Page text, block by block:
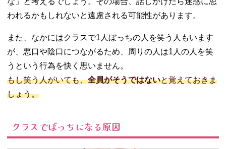
われるかもしれないと遠慮される可能性があります。
また、なかにはクラスで1人ぼっちの人を笑う人もいます
が、悪口や陰口につながるため、周りの人は1人の人を笑
うという行為を快く思いません。
もし笑う人がいても、全員がそうではないと覚えておきま
しょう。
クラスでぼっちになる原因